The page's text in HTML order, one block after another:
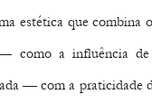
estética que combina
como a influência de
— com a praticidade